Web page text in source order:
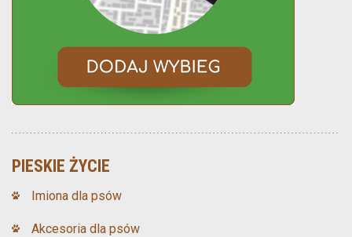
PIESKIE ŻYCIE
Imiona dla psów
Akcesoria dla psów